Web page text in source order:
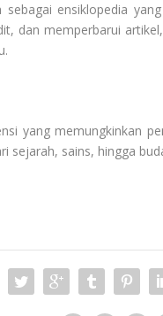
ensiklopedia
dan memperbarui
yang memungkinkan
sejarah, sains, hingga